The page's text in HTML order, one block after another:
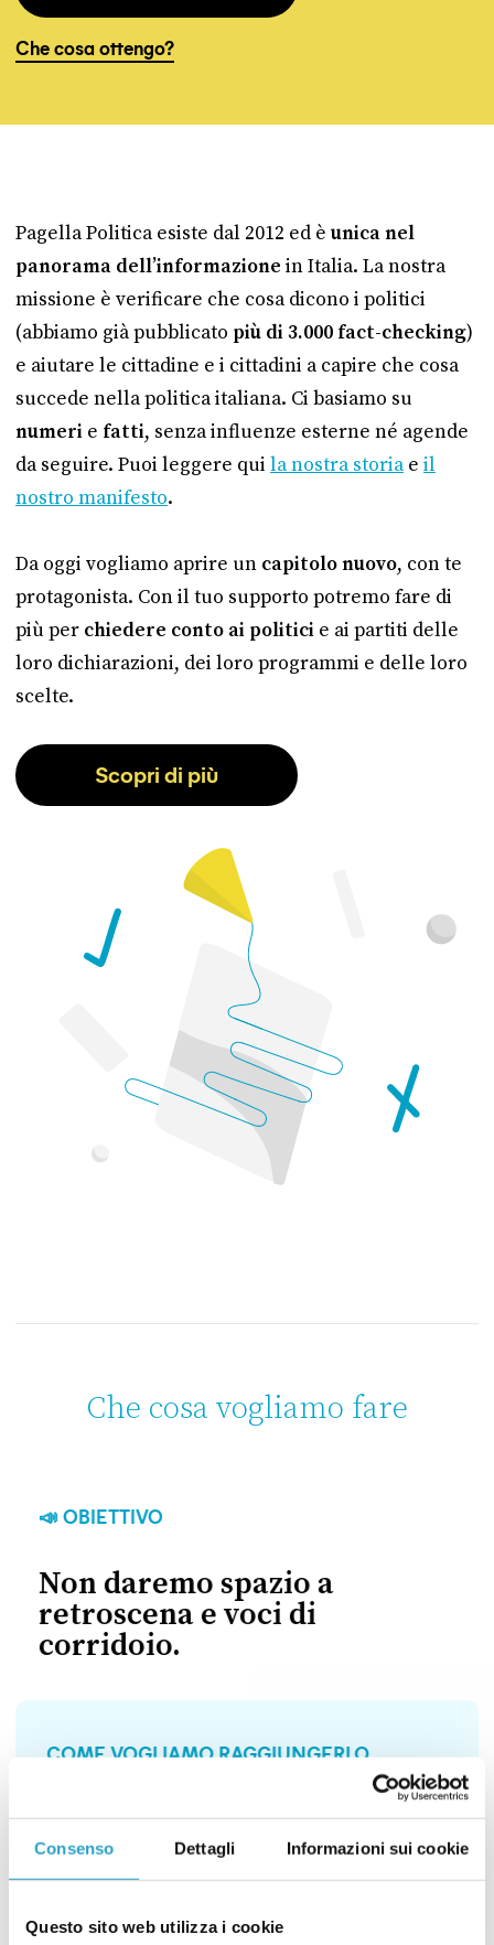
Consenso Dettagli Informazioni sui cookie
Questo sito web utilizza i cookie
Che cosa ottengo?
Pagella Politica esiste dal 2012 ed è unica nel
panorama dell’informazione in Italia. La nostra
missione è verificare che cosa dicono i politici
(abbiamo già pubblicato più di 3.000 fact-checking)
e aiutare le cittadine e i cittadini a capire che cosa
succede nella politica italiana. Ci basiamo su
numeri e fatti, senza influenze esterne né agende
da seguire. Puoi leggere qui la nostra storia e il
nostro manifesto.
Da oggi vogliamo aprire un capitolo nuovo, con te
protagonista. Con il tuo supporto potremo fare di
più per chiedere conto ai politici e ai partiti delle
loro dichiarazioni, dei loro programmi e delle loro
scelte.
Scopri di più
Che cosa vogliamo fare
📣 OBIETTIVO
Non daremo spazio a
retroscena e voci di
corridoio.
COME VOGLIAMO RAGGIUNGERLO
Costruiremo un modello diverso di
racconto giornalistico della politica: più
approfondimenti, reportage, inchieste e